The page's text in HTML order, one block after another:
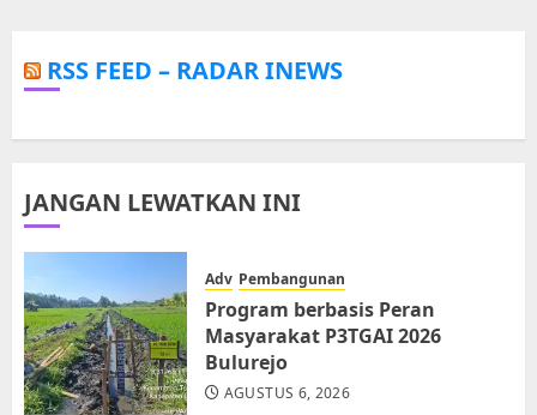
RSS FEED – RADAR INEWS
JANGAN LEWATKAN INI
Adv Pembangunan
Program berbasis Peran
Masyarakat P3TGAI 2026
Bulurejo
AGUSTUS 6, 2026